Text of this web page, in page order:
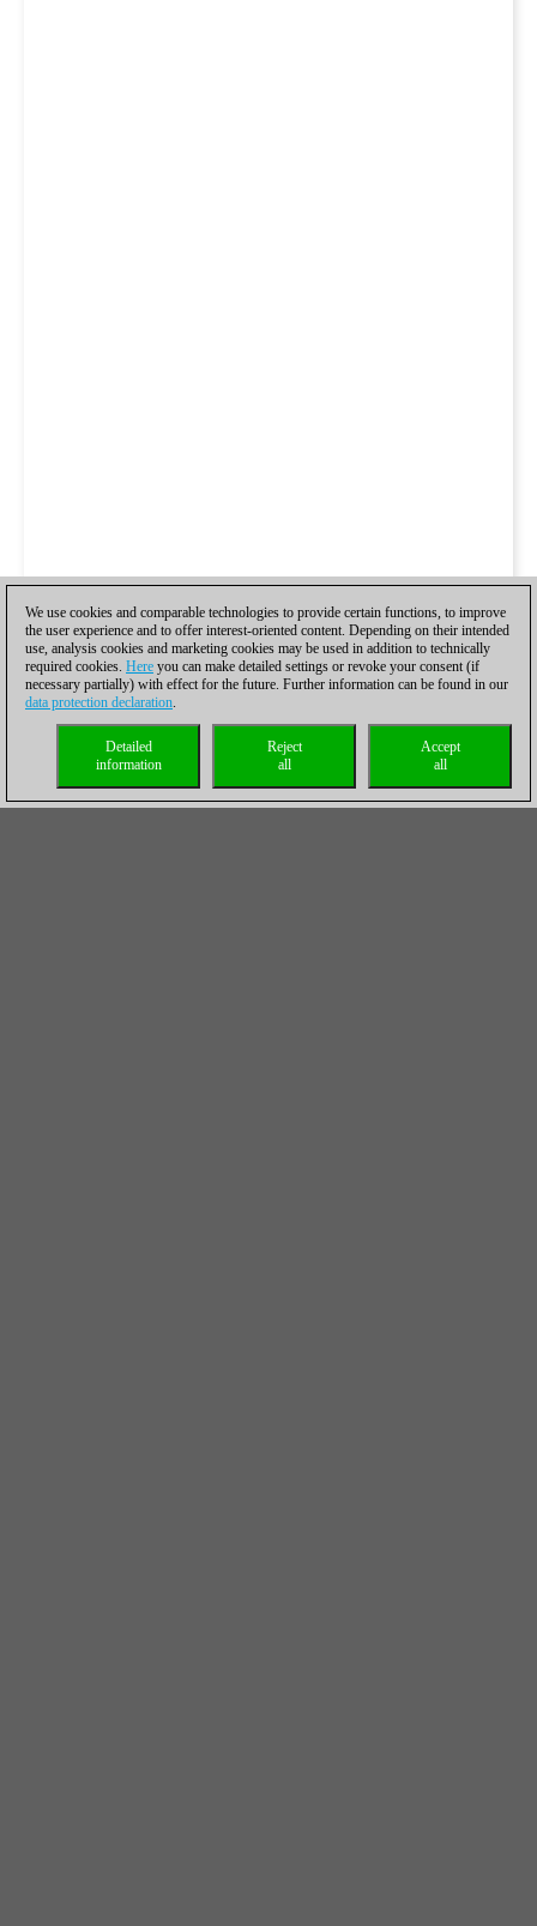
We use cookies and comparable technologies to provide certain functions, to improve
the user experience and to offer interest-oriented content. Depending on their intended
use, analysis cookies and marketing cookies may be used in addition to technically
required cookies. Here you can make detailed settings or revoke your consent (if
necessary partially) with effect for the future. Further information can be found in our
data protection declaration.
Accept
all
Reject
all
Detailed
information